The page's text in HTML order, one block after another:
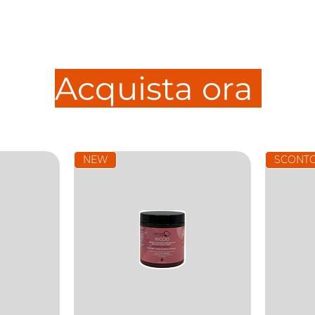
Acquista ora
NEW